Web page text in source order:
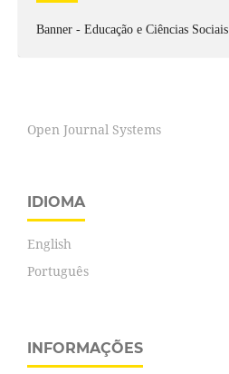
Banner - Educação e Ciências Sociais
Open Journal Systems
IDIOMA
English
Português
INFORMAÇÕES